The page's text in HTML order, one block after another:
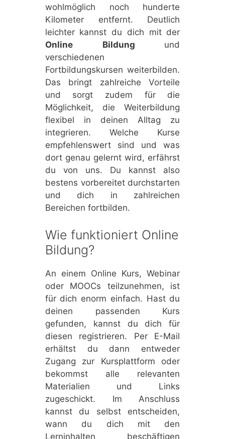
wohlmöglich noch hunderte
Kilometer entfernt. Deutlich
leichter kannst du dich mit der
Online Bildung und
verschiedenen
Fortbildungskursen weiterbilden.
Das bringt zahlreiche Vorteile
und sorgt zudem für die
Möglichkeit, die Weiterbildung
flexibel in deinen Alltag zu
integrieren. Welche Kurse
empfehlenswert sind und was
dort genau gelernt wird, erfährst
du von uns. Du kannst also
bestens vorbereitet durchstarten
und dich in zahlreichen
Bereichen fortbilden.
Wie funktioniert Online
Bildung?
An einem Online Kurs, Webinar
oder MOOCs teilzunehmen, ist
für dich enorm einfach. Hast du
deinen passenden Kurs
gefunden, kannst du dich für
diesen registrieren. Per E-Mail
erhältst du dann entweder
Zugang zur Kursplattform oder
bekommst alle relevanten
Materialien und Links
zugeschickt. Im Anschluss
kannst du selbst entscheiden,
wann du dich mit den
Lerninhalten beschäftigen